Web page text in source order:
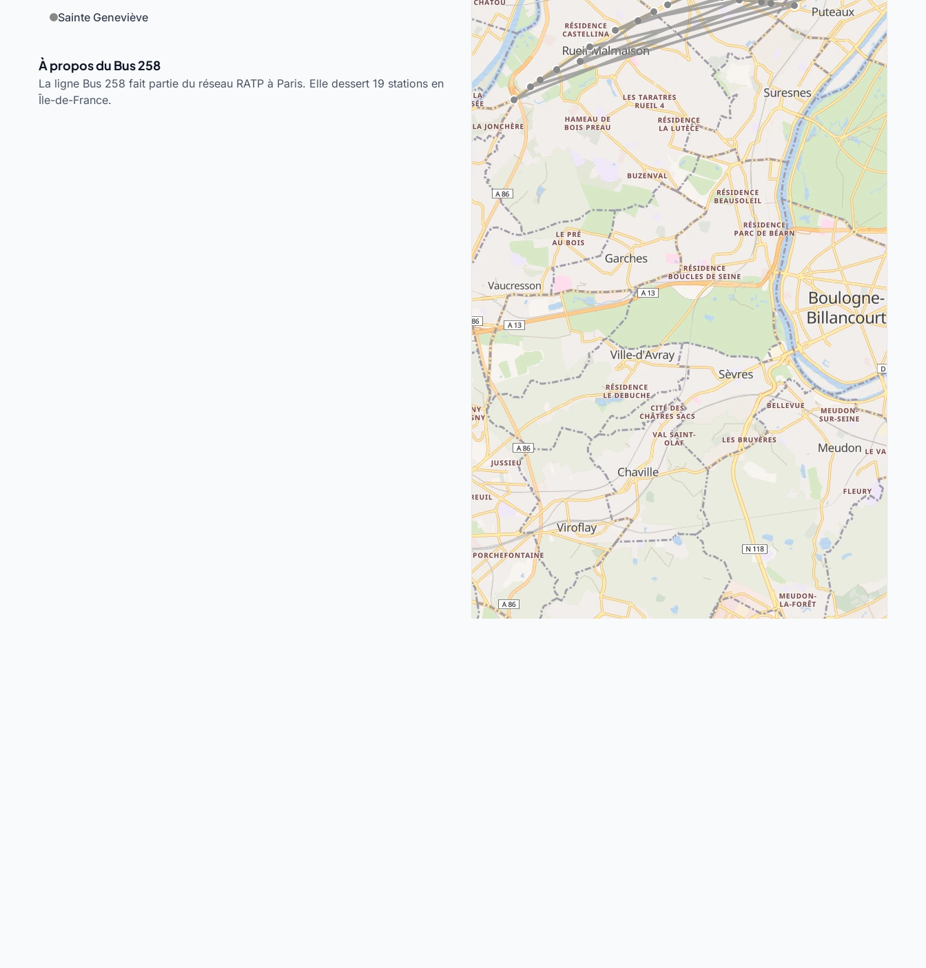
Sainte Geneviève
À propos du Bus 258
La ligne Bus 258 fait partie du réseau RATP à Paris. Elle dessert 19 stations en
Île-de-France.